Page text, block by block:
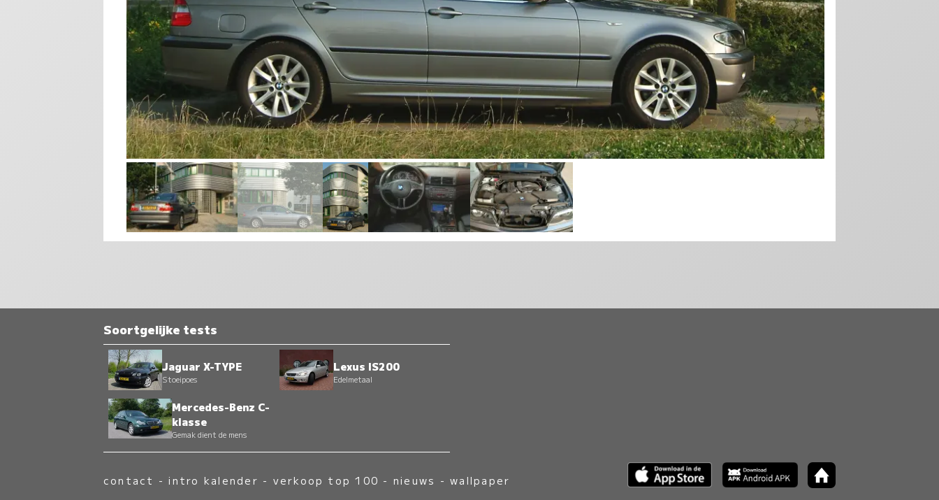
Soortgelijke tests
Jaguar X-TYPE
Stoeipoes
Lexus IS200
Edelmetaal
Mercedes-Benz C-
klasse
Gemak dient de mens
contact -intro kalender - verkoop top 100 - nieuws -wallpaper